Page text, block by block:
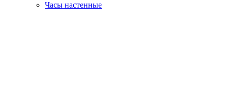
Часы настенные